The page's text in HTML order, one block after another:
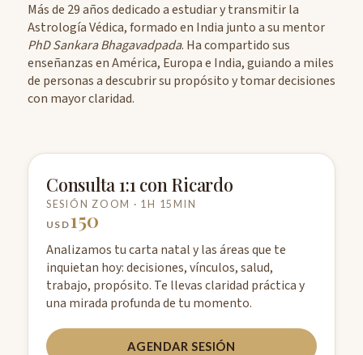
Más de 29 años dedicado a estudiar y transmitir la
Astrología Védica, formado en India junto a su mentor
PhD Sankara Bhagavadpada. Ha compartido sus
enseñanzas en América, Europa e India, guiando a miles
de personas a descubrir su propósito y tomar decisiones
con mayor claridad.
Consulta 1:1 con Ricardo
SESIÓN ZOOM · 1H 15MIN
USD150
Analizamos tu carta natal y las áreas que te
inquietan hoy: decisiones, vínculos, salud,
trabajo, propósito. Te llevas claridad práctica y
una mirada profunda de tu momento.
AGENDAR SESIÓN